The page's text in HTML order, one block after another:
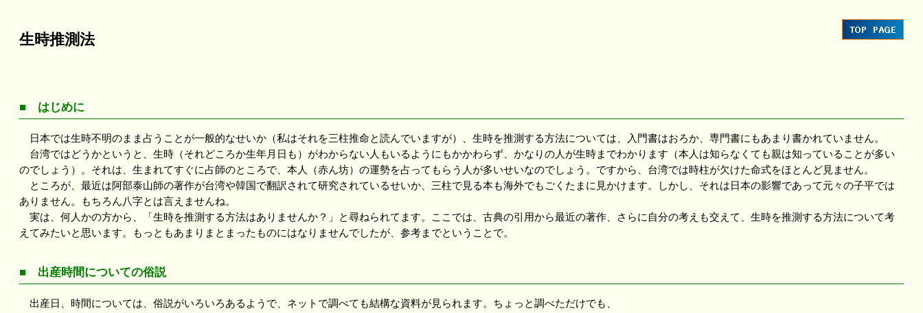
生時推測法
■ はじめに
日本では生時不明のまま占うことが一般的なせいか（私はそれを三柱推命と読んでいますが）、生時を推測する方法については、入門書はおろか、専門書にもあまり書かれていません。
台湾ではどうかというと、生時（それどころか生年月日も）がわからない人もいるようにもかかわらず、かなりの人が生時までわかります（本人は知らなくても親は知っていることが多い
のでしょう）。それは、生まれてすぐに占師のところで、本人（赤ん坊）の運勢を占ってもらう人が多いせいなのでしょう。ですから、台湾では時柱が欠けた命式をほとんど見ません。
ところが、最近は阿部泰山師の著作が台湾や韓国で翻訳されて研究されているせいか、三柱で見る本も海外でもごくたまに見かけます。しかし、それは日本の影響であって元々の子平では
ありません。もちろん八字とは言えませんね。
実は、何人かの方から、「生時を推測する方法はありませんか？」と尋ねられてます。ここでは、古典の引用から最近の著作、さらに自分の考えも交えて、生時を推測する方法について考
えてみたいと思います。もっともあまりまとまったものにはなりませんでしたが、参考までということで。
■ 出産時間についての俗説
出産日、時間については、俗説がいろいろあるようで、ネットで調べても結構な資料が見られます。ちょっと調べただけでも、